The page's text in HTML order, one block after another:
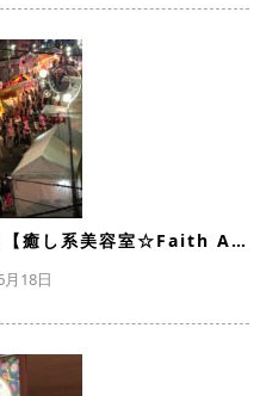
龍宮神社お祭り始まります！！【癒し系美容室☆Faith ART HAIR】
18日